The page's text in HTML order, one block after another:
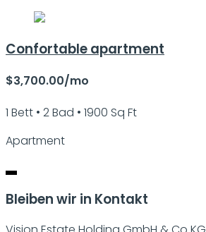
Confortable apartment
$3,700.00/mo
1 Bett • 2 Bad • 1900 Sq Ft
Apartment
Bleiben wir in Kontakt